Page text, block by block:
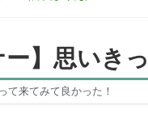
ー】思いき
て来てみて良かった！